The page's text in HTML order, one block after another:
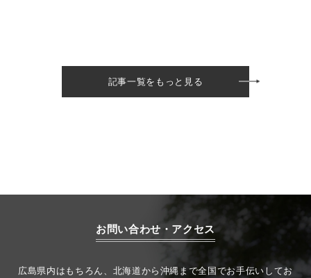
記事一覧をもっと見る
お問い合わせ・アクセス
広島県内はもちろん、北海道から沖縄まで全国でお手伝いしてお